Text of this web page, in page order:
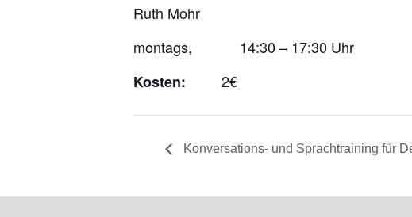
Ruth Mohr
montags, 14:30 – 17:30 Uhr
Kosten: 2€
Konversations- und Sprachtraining für